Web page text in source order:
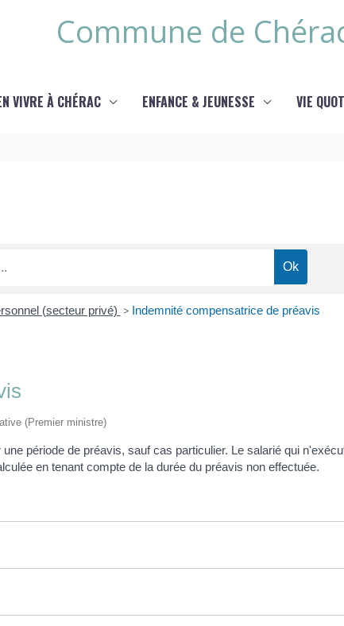
Commune de
VIVRE À CHÉRAC ENFANCE & JEUNESSE VIE
(secteur privé) > Indemnité compensatrice de préavis
(Premier ministre)
période de préavis, sauf cas particulier. Le salarié qui
en tenant compte de la durée du préavis non effectuée.